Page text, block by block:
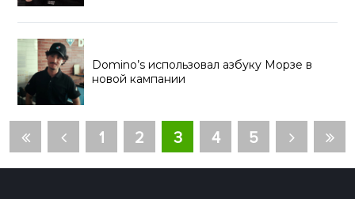
Domino’s использовал азбуку Морзе в
новой кампании
1 2 3 4 5